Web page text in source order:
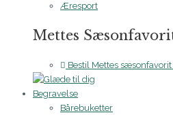
Æresport
Mettes
Bestil Mettes
Begravelse
Bårebuketter